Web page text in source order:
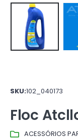
SKU:102_040173
Floc
ACESSÓRIOS